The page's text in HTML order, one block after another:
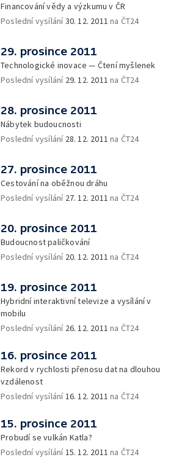
Financování vědy a výzkumu v ČR
Poslední vysílání30. 12. 2011 na ČT24
29. prosince 2011
Technologické inovace — Čtení myšlenek
Poslední vysílání 29. 12. 2011 na ČT24
28. prosince 2011
Nábytek budoucnosti
Poslední vysílání 28. 12. 2011 na ČT24
27. prosince 2011
Cestování na oběžnou dráhu
Poslední vysílání 27. 12. 2011 na ČT24
20. prosince 2011
Budoucnost paličkování
Poslední vysílání 20. 12. 2011 na ČT24
19. prosince 2011
Hybridní interaktivní televize a vysílání v
mobilu
Poslední vysílání 26. 12. 2011 na ČT24
16. prosince 2011
Rekord v rychlosti přenosu dat na dlouhou
vzdálenost
Poslední vysílání16. 12. 2011 na ČT24
15. prosince 2011
Probudí se vulkán Katla?
Poslední vysílání15. 12. 2011 na ČT24